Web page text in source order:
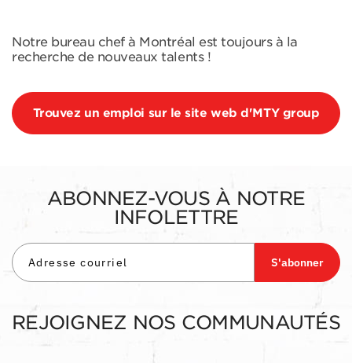
Notre bureau chef à Montréal est toujours à la
recherche de nouveaux talents !
Trouvez un emploi sur le site web d'MTY group
ABONNEZ-VOUS À NOTRE
INFOLETTRE
S'abonner
REJOIGNEZ NOS COMMUNAUTÉS